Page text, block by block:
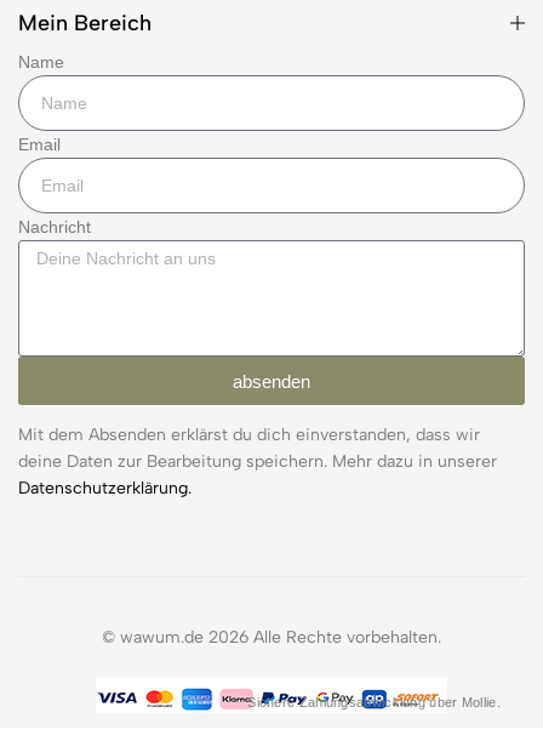
Mein Bereich
Name
Email
Nachricht
absenden
Mit dem Absenden erklärst du dich einverstanden, dass wir
deine Daten zur Bearbeitung speichern. Mehr dazu in unserer
Datenschutzerklärung.
© wawum.de 2026 Alle Rechte vorbehalten.
Sichere Zahlungsabwicklung über Mollie.